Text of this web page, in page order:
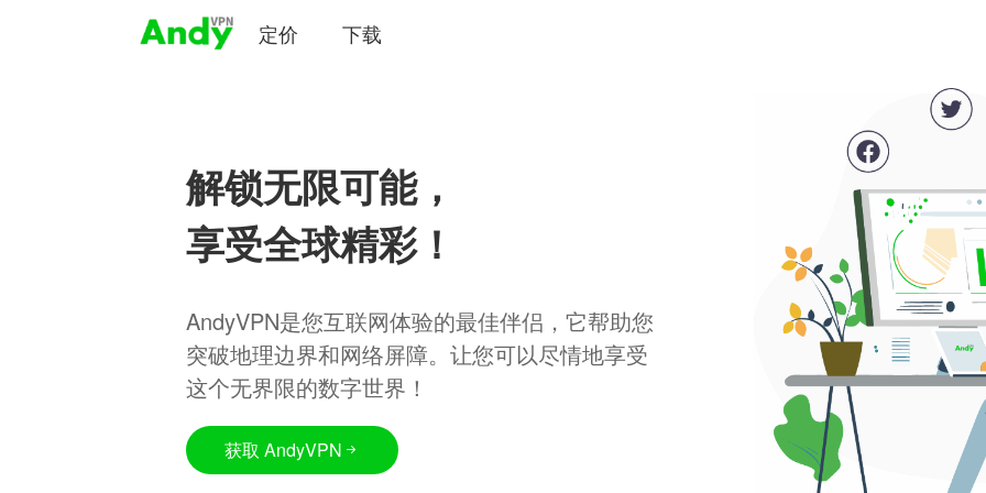
定价 下载
解锁无限可能，
享受全球精彩！
AndyVPN是您互联网体验的最佳伴侣，它帮助您
突破地理边界和网络屏障。让您可以尽情地享受
这个无界限的数字世界！
获取 AndyVPN